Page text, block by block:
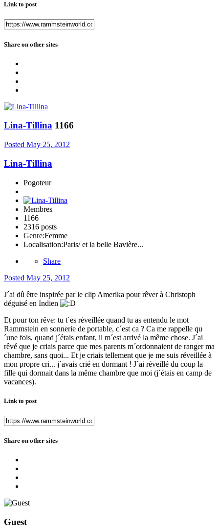
Link to post
Share on other sites
Lina-Tillina 1166
Posted May 25, 2012
Lina-Tillina
Pogoteur
Membres
1166
2316 posts
Genre:Femme
Localisation:Paris/ et la belle Bavière...
Share
Posted May 25, 2012
J´ai dû être inspirée par le clip Amerika pour rêver à Christoph
déguisé en Indien
Et pour ton rêve: tu t´es réveillée quand tu as entendu le mot
Rammstein en sonnerie de portable, c´est ca ? Ca me rappelle qu
´une fois, quand j´étais enfant, il m´est arrivé la même chose. J´ai
rêvé que je criais parce que mes parents m´ordonnaient de ranger ma
chambre, sans quoi... Et je criais tellement que je me suis réveillée à
mon propre cri... j´avais crié en dormant ! J´ai réveillé du coup la
fille qui dormait dans la même chambre que moi (j´étais en camp de
vacances).
Link to post
Share on other sites
Guest